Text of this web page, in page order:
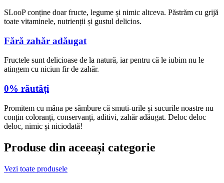
SLooP conține doar fructe, legume și nimic altceva. Păstrăm cu grijă
toate vitaminele, nutrienții și gustul delicios.
Fără zahăr adăugat
Fructele sunt delicioase de la natură, iar pentru că le iubim nu le
atingem cu niciun fir de zahăr.
0% răutăți
Promitem cu mâna pe sâmbure că smuti-urile și sucurile noastre nu
conțin coloranți, conservanți, aditivi, zahăr adăugat. Deloc deloc
deloc, nimic și niciodată!
Produse din aceeași categorie
Vezi toate produsele